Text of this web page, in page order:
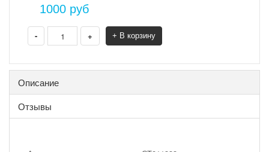
1000 руб
- + + В корзину
Описание
Отзывы